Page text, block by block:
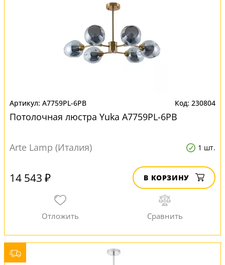
A7759PL-6PB 230804
Потолочная люстра Yuka A7759PL-6PB
Arte Lamp (Италия) 1 шт.
14 543 ₽ В КОРЗИНУ